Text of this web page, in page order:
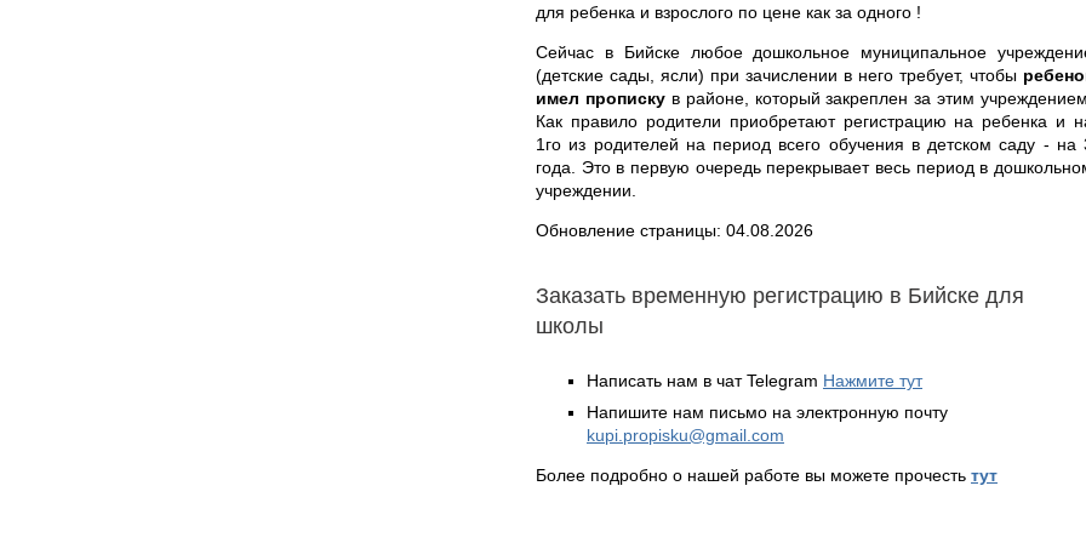
для ребенка и взрослого по цене как за одного !
Сейчас в Бийске любое дошкольное муниципальное
(детские сады, ясли) при зачислении в него требует, чтобы
имел пропискув районе, который закреплен за этим учреждением.
Как правило родители приобретают регистрацию на ребенка и
1го из родителей на период всего обучения в детском саду - на
года. Это в первую очередь перекрывает весь период в
учреждении.
Обновление страницы: 04.08.2026
Заказать временную регистрацию в Бийске для
школы
Написать нам в чат Telegram Нажмите тут
Напишите нам письмо на электронную почту
kupi.propisku@gmail.com
Более подробно о нашей работе вы можете прочесть тут